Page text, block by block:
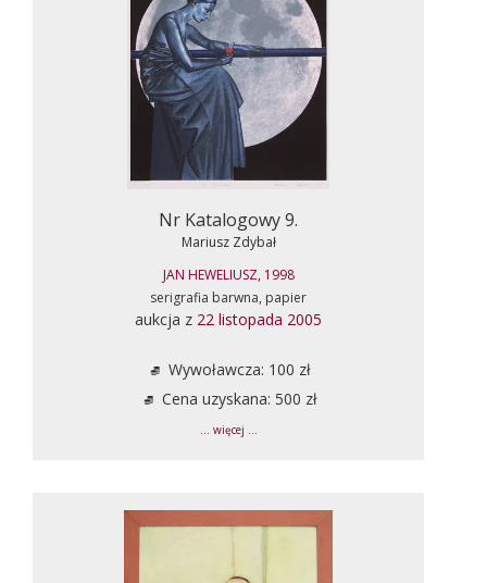
Nr Katalogowy 9.
Mariusz Zdybał
JAN HEWELIUSZ, 1998
serigrafia barwna, papier
aukcja z 22 listopada 2005
Wywoławcza: 100 zł
Cena uzyskana: 500 zł
... więcej ...